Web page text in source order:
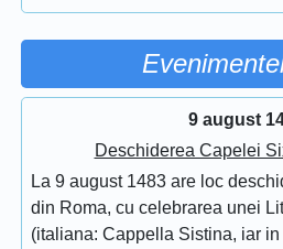
9 august
Deschiderea Capelei
La 9 august 1483 are loc
din Roma, cu celebrarea unei
(italiana: Cappella Sistina, iar